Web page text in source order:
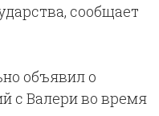
сообщает
объявил о
с Валери во время